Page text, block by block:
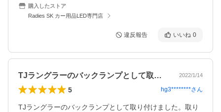
購入したストア
Radies SK カー用品LED専門店
違反報告 いいね 0
TJラングラーのバックランプとして取り… 2022/1/14
5 hg3********さん
TJラングラーのバックランプとして取り付けました。取り